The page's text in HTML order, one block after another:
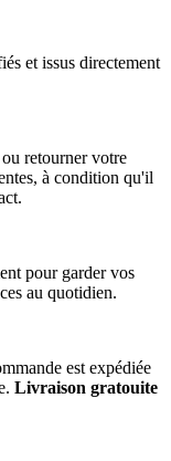
et issus directement
retourner votre
à condition qu'il
pour garder vos
au quotidien.
est expédiée
Livraison gratouite